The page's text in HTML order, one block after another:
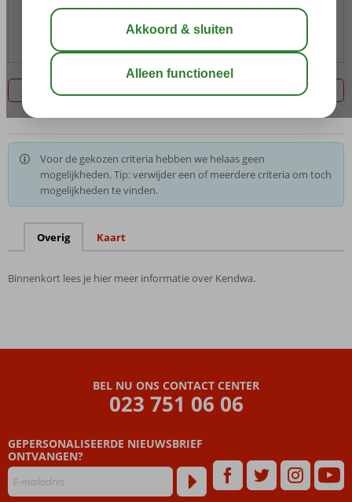
Voor de gekozen criteria hebben we helaas geen
mogelijkheden. Tip: verwijder een of meerdere criteria om toch
mogelijkheden te vinden.
Overig Kaart
Binnenkort lees je hier meer informatie over Kendwa.
BEL NU ONS CONTACT CENTER
023 751 06 06
GEPERSONALISEERDE NIEUWSBRIEF
ONTVANGEN?